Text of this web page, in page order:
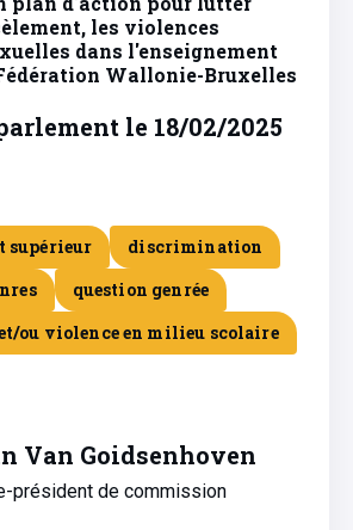
les violences
dans l'enseignement
Wallonie-Bruxelles
le 18/02/2025
supérieur
discrimination
question genrée
ou violence en milieu scolaire
Van Goidsenhoven
président de commission